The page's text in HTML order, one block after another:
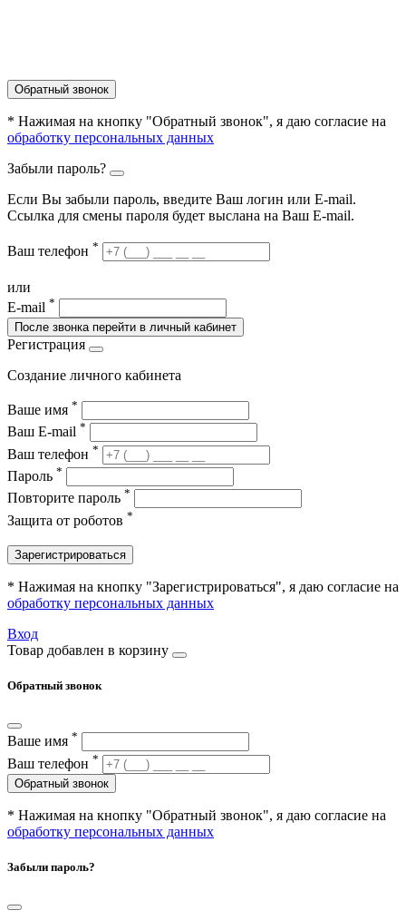
Обратный звонок
* Нажимая на кнопку "Обратный звонок", я даю согласие на
обработку персональных данных
Забыли пароль?
Если Вы забыли пароль, введите Ваш логин или Е-mail.
Ссылка для смены пароля будет выслана на Ваш E-mail.
Ваш телефон *
или
E-mail *
После звонка перейти в личный кабинет
Регистрация
Создание личного кабинета
Ваше имя *
Ваш E-mail *
Ваш телефон *
Пароль *
Повторите пароль *
Защита от роботов *
Зарегистрироваться
* Нажимая на кнопку "Зарегистрироваться", я даю согласие на
обработку персональных данных
Вход
Товар добавлен в корзину
Обратный звонок
Ваше имя *
Ваш телефон *
Обратный звонок
* Нажимая на кнопку "Обратный звонок", я даю согласие на
обработку персональных данных
Забыли пароль?